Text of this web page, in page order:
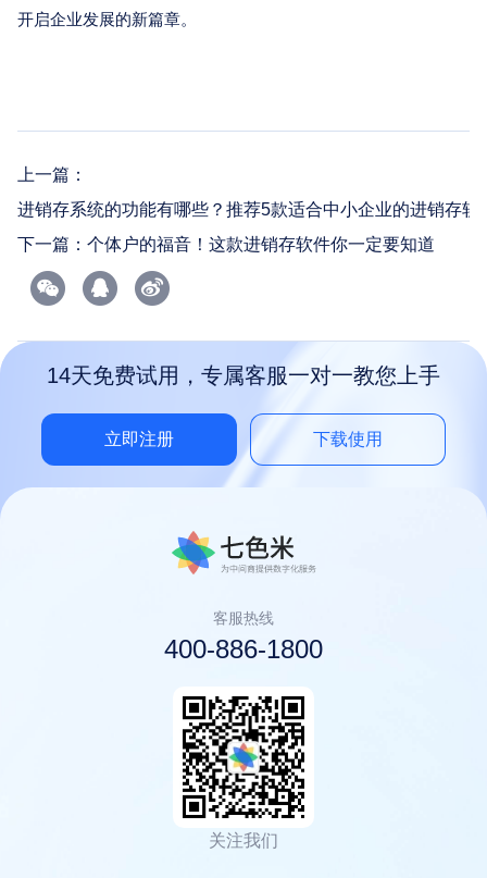
开启企业发展的新篇章。
上一篇：
进销存系统的功能有哪些？推荐5款适合中小企业的进销存软
下一篇： 个体户的福音！这款进销存软件你一定要知道
14天免费试用，专属客服一对一教您上手
立即注册 下载使用
客服热线
400-886-1800
关注我们